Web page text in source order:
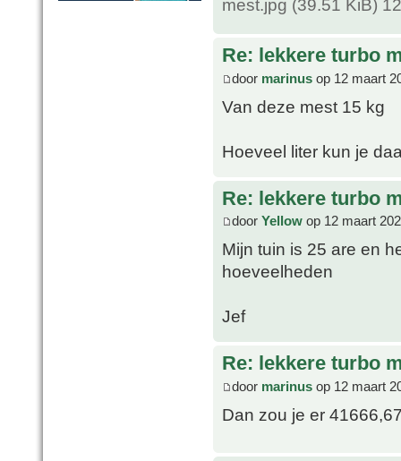
mest.jpg (39.51 KiB)
Re: lekkere turbo
door marinus op 12 maart
Van deze mest 15 kg
Hoeveel liter kun je
Re: lekkere turbo
door Yellow op 12 maart
Mijn tuin is 25 are en
hoeveelheden
Jef
Re: lekkere turbo
door marinus op 12 maart
Dan zou je er